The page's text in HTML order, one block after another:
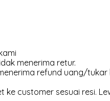
menerima retur.
refund uang/
ke customer sesuai resi.